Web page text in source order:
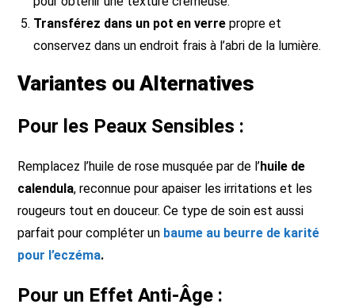
Transférez dans un pot en verre propre et
conservez dans un endroit frais à l’abri de la lumière.
Variantes ou Alternatives
Pour les Peaux Sensibles :
Remplacez l’huile de rose musquée par de l’huile de
calendula, reconnue pour apaiser les irritations et les
rougeurs tout en douceur. Ce type de soin est aussi
parfait pour compléter un baume au beurre de karité
pour l’eczéma.
Pour un Effet Anti-Âge :